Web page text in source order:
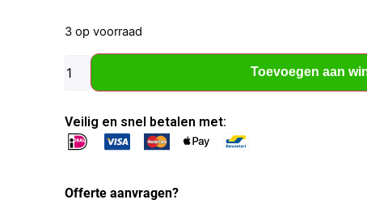
3 op voorraad
Toevoegen aan
Veilig en snel betalen met:
Offerte aanvragen?